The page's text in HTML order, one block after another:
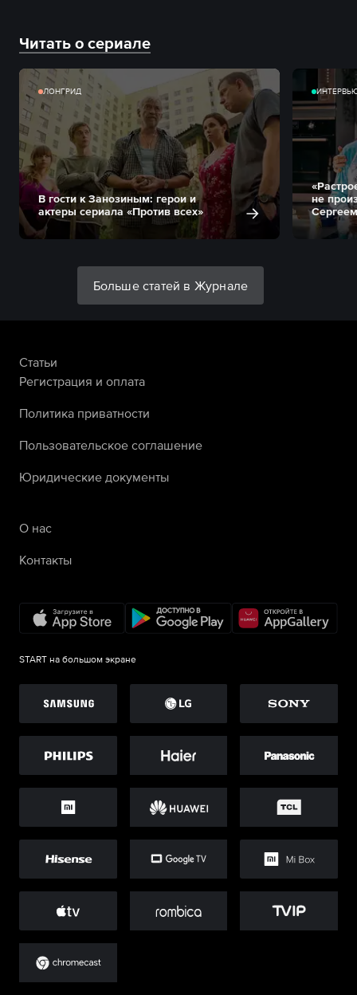
Читать о сериале
ЛОНГРИД
В гости к Занозиным: герои и
актеры сериала «Против всех»
не
Больше статей в Журнале
Статьи
Регистрация и оплата
Политика приватности
Пользовательское соглашение
Юридические документы
О нас
Контакты
START на большом экране